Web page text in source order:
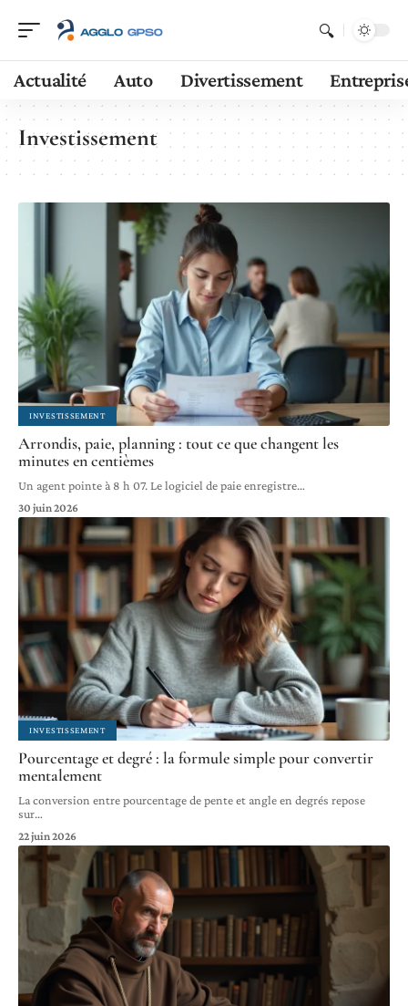
Actualité Auto Divertissement
Investissement
INVESTISSEMENT
Arrondis, paie, planning : tout ce que changent les
minutes en centièmes
Un agent pointe à 8 h 07. Le logiciel de paie enregistre…
30 juin 2026
INVESTISSEMENT
Pourcentage et degré : la formule simple pour convertir
mentalement
La conversion entre pourcentage de pente et angle en degrés repose
sur…
22 juin 2026